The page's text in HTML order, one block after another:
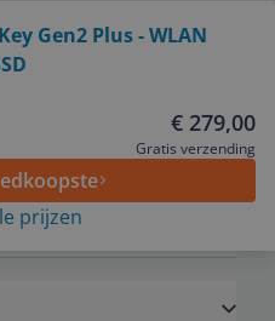
Gen2 Plus - WLAN
€ 279,00
Gratis verzending
prijzen